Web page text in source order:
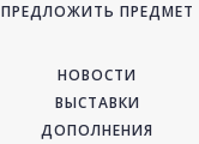
ПРЕДЛОЖИТЬ ПРЕДМЕТ
НОВОСТИ
ВЫСТАВКИ
ДОПОЛНЕНИЯ